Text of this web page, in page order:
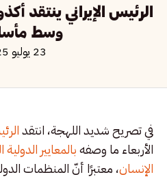
الرئيس الإيراني ينتقد
وسط
23 يوليو 2025
في تصريح شديد اللهجة، انتقد
الأربعاء ما وصفهبالمعايير
الإنسان، معتبرًا أنّ المنظمات